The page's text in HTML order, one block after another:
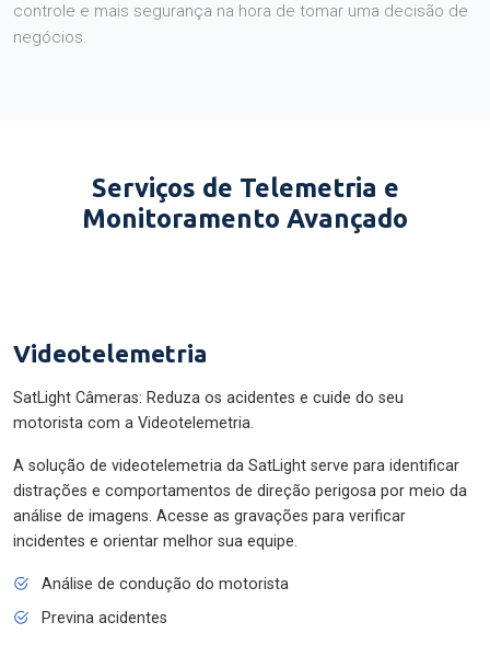
controle e mais segurança na hora de tomar uma decisão de
negócios.
Serviços de Telemetria e
Monitoramento Avançado
Videotelemetria
SatLight Câmeras: Reduza os acidentes e cuide do seu
motorista com a Videotelemetria.
A solução de videotelemetria da SatLight serve para identificar
distrações e comportamentos de direção perigosa por meio da
análise de imagens. Acesse as gravações para verificar
incidentes e orientar melhor sua equipe.
Análise de condução do motorista
Previna acidentes